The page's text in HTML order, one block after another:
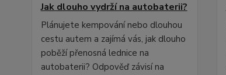
Jak dlouho vydrží na autobaterii?
Plánujete kempování nebo dlouhou
cestu autem a zajímá vás, jak dlouho
poběží přenosná lednice na
autobaterii? Odpověď závisí na